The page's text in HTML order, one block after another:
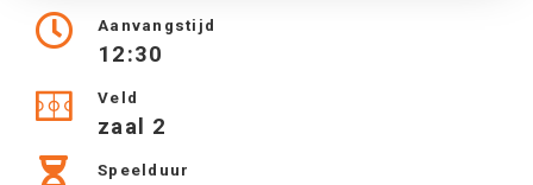
Aanvangstijd
12:30
Veld
zaal 2
Speelduur